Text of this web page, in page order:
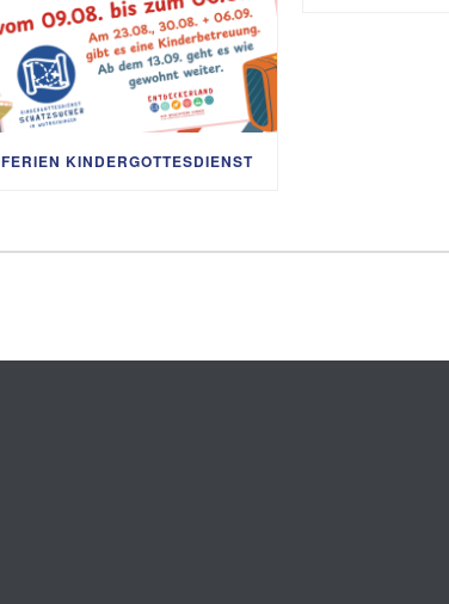
FERIEN KINDERGOTTESDIENST